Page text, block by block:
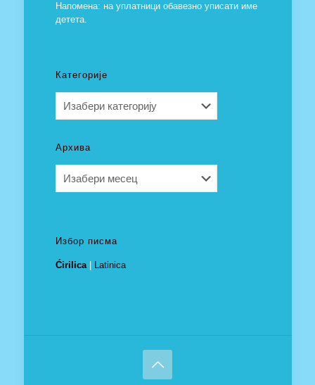
Напомена: на уплатници обавезно уписати име
детета.
Категорије
Архива
Избор писма
Ćirilica| Latinica